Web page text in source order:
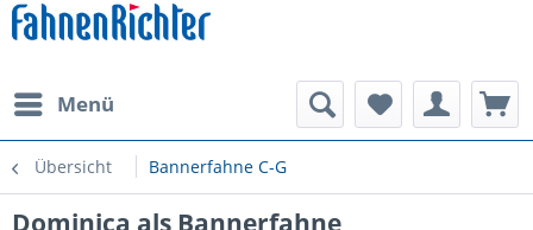
Menü
Übersicht Bannerfahne C-G
Dominica als Bannerfahne